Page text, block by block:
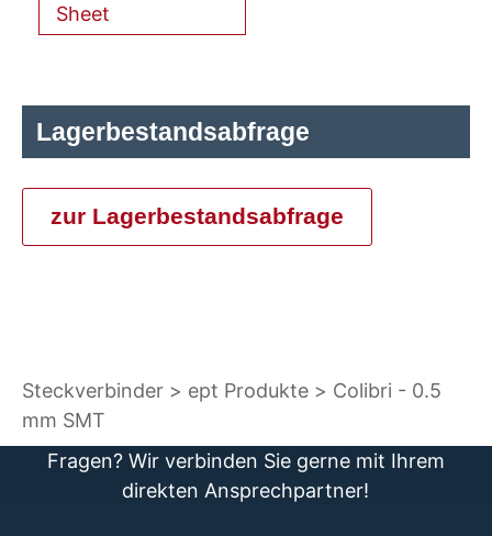
Sheet
Lagerbestandsabfrage
zur Lagerbestandsabfrage
Steckverbinder ept Produkte
Colibri - 0.5
mm SMT
Fragen? Wir verbinden Sie gerne mit Ihrem
direkten Ansprechpartner!